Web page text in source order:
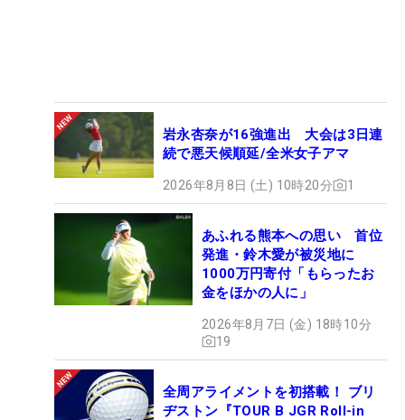
岩永杏奈が16強進出 大会は3日連
続で悪天候順延/全米女子アマ
2026年8月8日 (土) 10時20分 1
あふれる熊本への思い 首位
発進・鈴木愛が被災地に
1000万円寄付「もらったお
金をほかの人に」
2026年8月7日 (金) 18時10分
19
全周アライメントを初搭載！ ブリ
ヂストン『TOUR B JGR Roll-in